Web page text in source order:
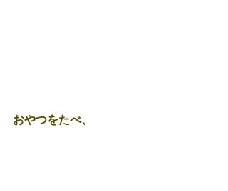
おやつをたべ、